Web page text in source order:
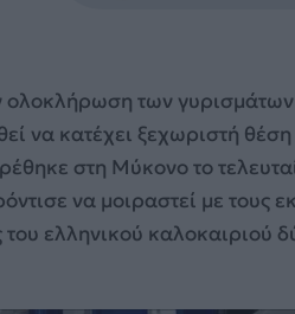
των γυρισμάτων
να κατέχει ξεχωριστή θέση
στη Μύκονο το
να μοιραστεί με τους
του ελληνικού καλοκαιριού